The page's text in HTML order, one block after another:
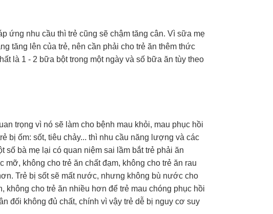
ứng nhu cầu thì trẻ cũng sẽ chậm tăng cân. Vì sữa mẹ
tăng lên của trẻ, nên cần phải cho trẻ ăn thêm thức
là 1 - 2 bữa bột trong một ngày và số bữa ăn tùy theo
trọng vì nó sẽ làm cho bệnh mau khỏi, mau phục hồi
bị ốm: sốt, tiêu chảy... thì nhu cầu năng lượng và các
bà mẹ lại có quan niệm sai lầm bắt trẻ phải ăn
không cho trẻ ăn chất đạm, không cho trẻ ăn rau
Trẻ bị sốt sẽ mất nước, nhưng không bù nước cho
không cho trẻ ăn nhiều hơn để trẻ mau chóng phục hồi
đối không đủ chất, chính vì vậy trẻ dễ bị nguy cơ suy